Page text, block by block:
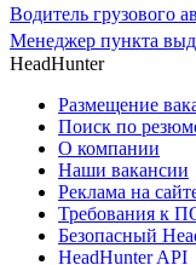
Водитель грузового
Менеджер пункта
HeadHunter
Размещение
Поиск по
О компании
Наши вакансии
Реклама на
Требования к
Безопасный
HeadHunter API